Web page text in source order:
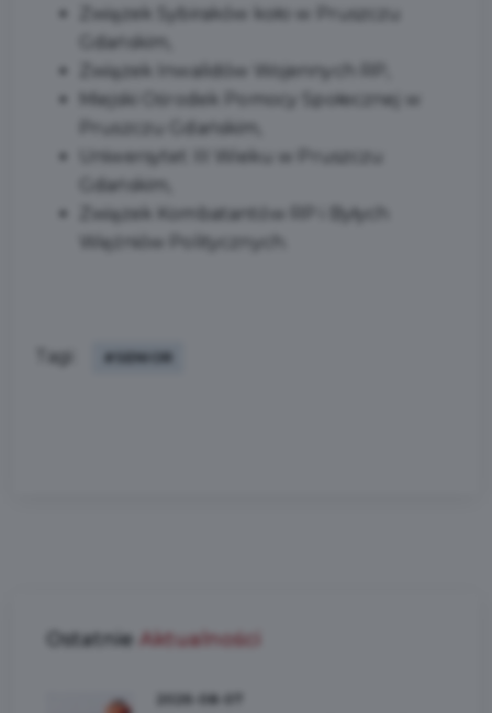
Związek Sybiraków koło w Pruszczu
Gdańskim,
Związek Inwalidów Wojennych RP,
Miejski Ośrodek Pomocy Społecznej w
Pruszczu Gdańskim,
Uniwersytet III Wieku w Pruszczu
Gdańskim,
Związek Kombatantów RP i Byłych
Więźniów Politycznych.
Tagi: #SENIOR
Ostatnie Aktualności